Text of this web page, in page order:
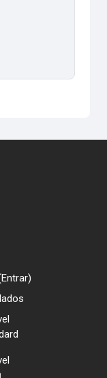
Entrar)